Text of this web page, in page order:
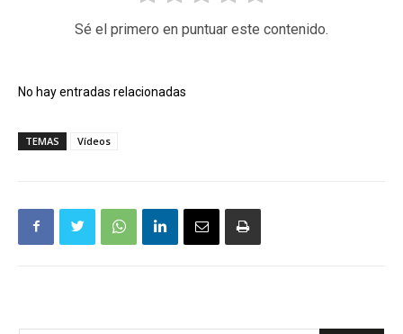
Sé el primero en puntuar este contenido.
No hay entradas relacionadas
TEMAS Vídeos